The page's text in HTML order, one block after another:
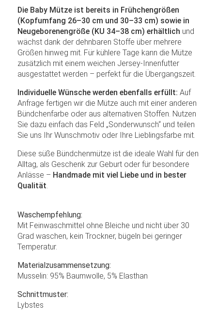
Die Baby Mütze ist bereits in Frühchengrößen
(Kopfumfang 26–30 cm und 30–33 cm) sowie in
Neugeborenengröße (KU 34–38 cm) erhältlich und
wächst dank der dehnbaren Stoffe über mehrere
Größen hinweg mit. Für kühlere Tage kann die Mütze
zusätzlich mit einem weichen Jersey-Innenfutter
ausgestattet werden – perfekt für die Übergangszeit.
Individuelle Wünsche werden ebenfalls erfüllt: Auf
Anfrage fertigen wir die Mütze auch mit einer anderen
Bündchenfarbe oder aus alternativen Stoffen. Nutzen
Sie dazu einfach das Feld „Sonderwunsch“ und teilen
Sie uns Ihr Wunschmotiv oder Ihre Lieblingsfarbe mit.
Diese süße Bündchenmütze ist die ideale Wahl für den
Alltag, als Geschenk zur Geburt oder für besondere
Anlässe – Handmade mit viel Liebe und in bester
Qualität
Waschempfehlung:
Mit Feinwaschmittel ohne Bleiche und nicht über 30
Grad waschen, kein Trockner, bügeln bei geringer
Temperatur.
Materialzusammensetzung:
Musselin: 95% Baumwolle, 5% Elasthan
Schnittmuster:
Lybstes